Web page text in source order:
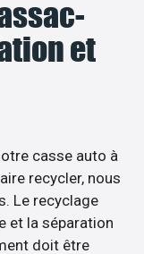
et
casse auto à
recycler, nous
Le recyclage
et la séparation
doit être